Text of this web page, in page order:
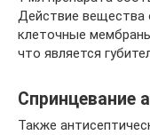
Действие вещества
клеточные
что является
Спринцевание
Также